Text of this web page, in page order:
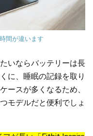
間が違います
いならバッテリーは長
に、睡眠の記録を取り
ースが多くなるため、
モデルだと便利でしょ